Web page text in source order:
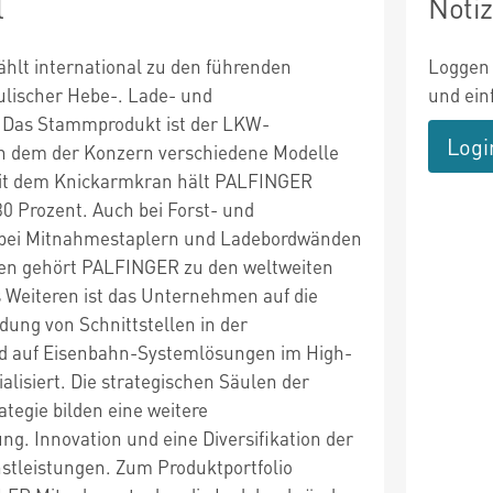
international zu den führenden
Hebe-. Lade- und
Stammprodukt ist der LKW-
dem der Konzern verschiedene Modelle
Knickarmkran hält PALFINGER
Prozent. Auch bei Forst- und
Mitnahmestaplern und Ladebordwänden
gehört PALFINGER zu den weltweiten
ist das Unternehmen auf die
von Schnittstellen in der
auf Eisenbahn-Systemlösungen im High-
Die strategischen Säulen der
bilden eine weitere
Innovation und eine Diversifikation der
Zum Produktportfolio
und